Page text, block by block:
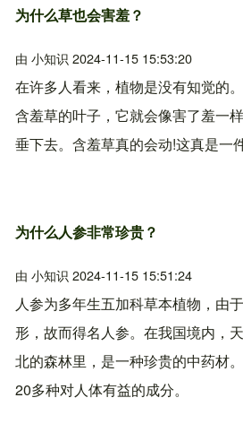
为什么草也会害羞？
由 小知识 2024-11-15 15:53:20
在许多人看来，植物是没有知觉的
含羞草的叶子，它就会像害了羞一
垂下去。含羞草真的会动!这真是一
为什么人参非常珍贵？
由 小知识 2024-11-15 15:51:24
人参为多年生五加科草本植物，由
形，故而得名人参。在我国境内，
北的森林里，是一种珍贵的中药材
20多种对人体有益的成分。